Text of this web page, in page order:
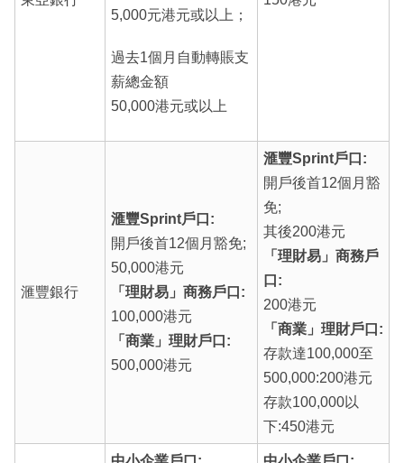
5,000元港元或以上；
過去1個月自動轉賬支
薪總金額
50,000港元或以上
滙豐銀行
滙豐Sprint戶口:
開戶後首12個月豁免;
50,000港元
「理財易」商務戶口:
100,000港元
「商業」理財戶口:
500,000港元
滙豐Sprint戶口:
開戶後首12個月豁
免;
其後200港元
「理財易」商務戶
口:
200港元
「商業」理財戶口:
存款達100,000至
500,000:200港元
存款100,000以
下:450港元